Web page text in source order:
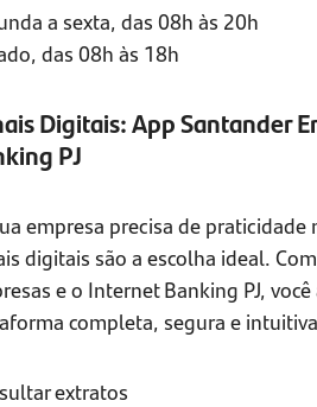
a sexta, das 08h às 20h
das 08h às 18h
Digitais: App Santander
PJ
empresa precisa de praticidade
digitais são a escolha ideal.
e o Internet Banking PJ, você
completa, segura e
extratos